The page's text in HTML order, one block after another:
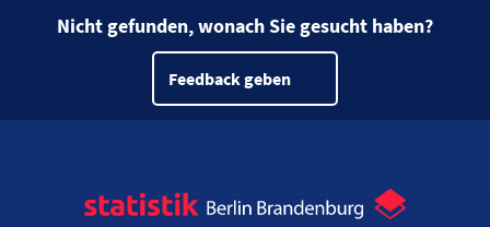
Nicht gefunden, wonach Sie gesucht haben?
Feedback geben